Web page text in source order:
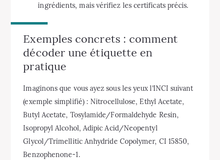
ingrédients, mais vérifiez les certificats précis.
Exemples concrets : comment
décoder une étiquette en
pratique
Imaginons que vous ayez sous les yeux l’INCI suivant
(exemple simplifié) : Nitrocellulose, Ethyl Acetate,
Butyl Acetate, Tosylamide/Formaldehyde Resin,
Isopropyl Alcohol, Adipic Acid/Neopentyl
Glycol/Trimellitic Anhydride Copolymer, CI 15850,
Benzophenone-1.